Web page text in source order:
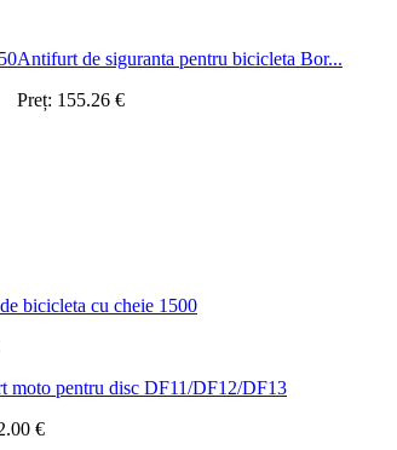
Antifurt de siguranta pentru bicicleta Bor...
Preț: 155.26 €
bicicleta cu cheie 1500
moto pentru disc DF11/DF12/DF13
€